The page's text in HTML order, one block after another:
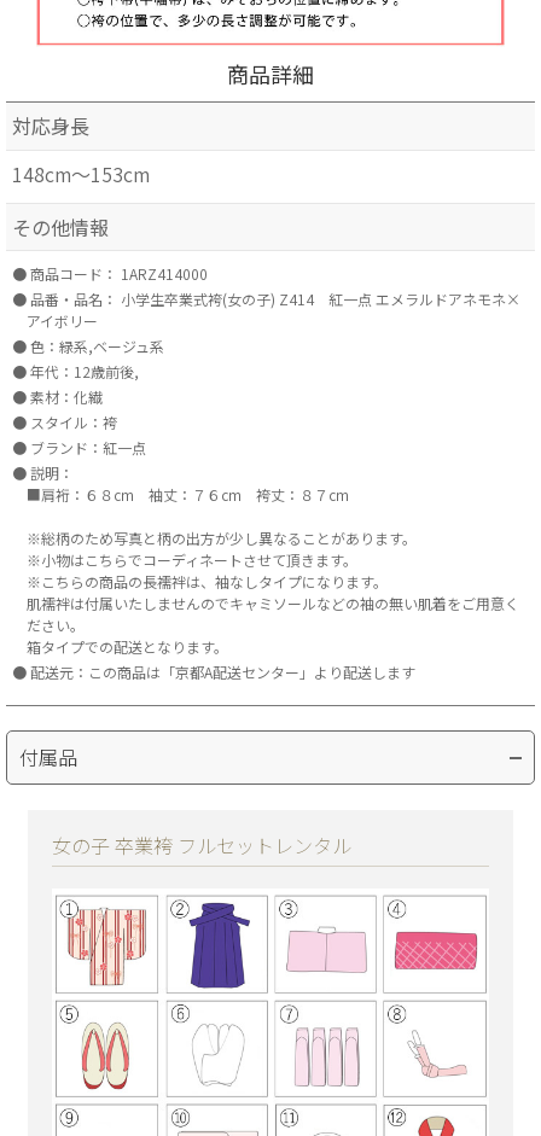
商品詳細
対応身長
148cm～153cm
その他情報
商品コード： 1ARZ414000
品番・品名： 小学生卒業式袴(女の子) Z414 紅一点 エメラルドアネモネ×
アイボリー
色：緑系,ベージュ系
年代：12歳前後,
素材：化繊
スタイル：袴
ブランド：紅一点
説明：
■肩裄：６８cm 袖丈：７６cm 袴丈：８７cm
※総柄のため写真と柄の出方が少し異なることがあります。
※小物はこちらでコーディネートさせて頂きます。
※こちらの商品の長襦袢は、袖なしタイプになります。
肌襦袢は付属いたしませんのでキャミソールなどの袖の無い肌着をご用意く
ださい。
箱タイプでの配送となります。
配送元：この商品は「京都A配送センター」より配送します
付属品
女の子 卒業袴 フルセットレンタル